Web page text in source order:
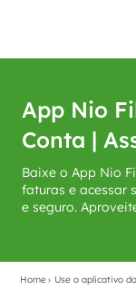
App Nio
Conta |
Baixe o App Nio
faturas e acessar
e seguro.
Home› Use o aplicativo